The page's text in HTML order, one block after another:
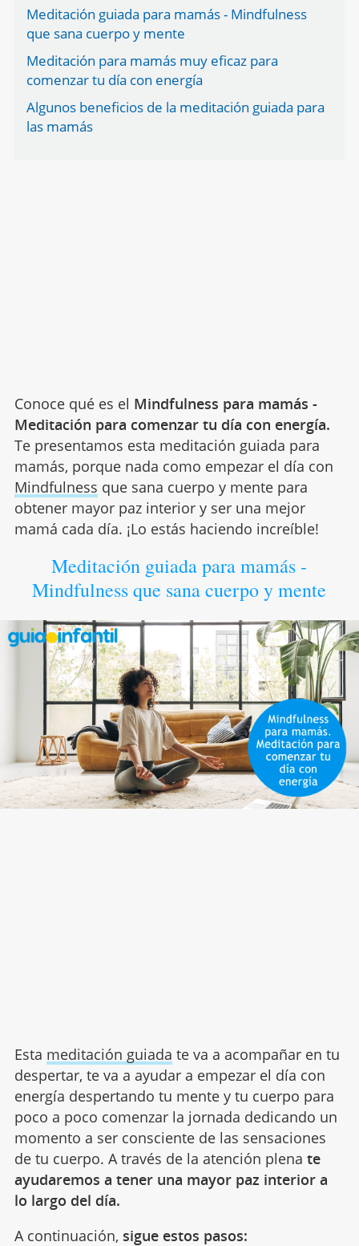
Meditación guiada para mamás - Mindfulness
que sana cuerpo y mente
Meditación para mamás muy eficaz para
comenzar tu día con energía
Algunos beneficios de la meditación guiada para
las mamás
Conoce qué es el Mindfulness para mamás -
Meditación para comenzar tu día con energía.
Te presentamos esta meditación guiada para
mamás, porque nada como empezar el día con
Mindfulness que sana cuerpo y mente para
obtener mayor paz interior y ser una mejor
mamá cada día. ¡Lo estás haciendo increíble!
Meditación guiada para mamás -
Mindfulness que sana cuerpo y mente
Esta meditación guiada te va a acompañar en tu
despertar, te va a ayudar a empezar el día con
energía despertando tu mente y tu cuerpo para
poco a poco comenzar la jornada dedicando un
momento a ser consciente de las sensaciones
de tu cuerpo. A través de la atención plena te
ayudaremos a tener una mayor paz interior a
lo largo del día.
A continuación, sigue estos pasos: